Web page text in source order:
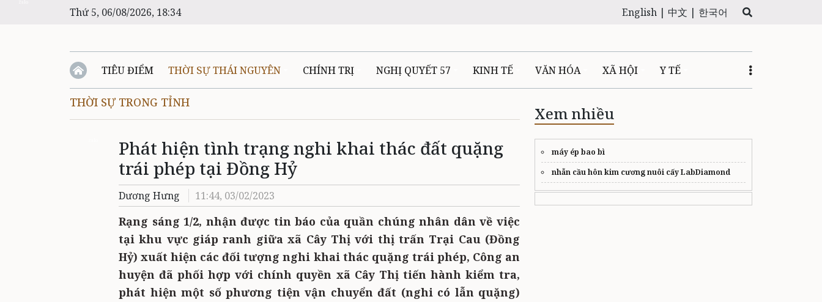
Thứ 5, 06/08/2026, 18:34 English | 中文 | 한국어
TIÊU ĐIỂM THỜI SỰ THÁI NGUYÊN CHÍNH TRỊ NGHỊ QUYẾT 57 KINH TẾ VĂN HÓA XÃ HỘI Y TẾ
THỜI SỰ TRONG TỈNH
Phát hiện tình trạng nghi khai thác đất quặng
trái phép tại Đồng Hỷ
Dương Hưng 11:44, 03/02/2023
Rạng sáng 1/2, nhận được tin báo của quần chúng nhân dân về việc
tại khu vực giáp ranh giữa xã Cây Thị với thị trấn Trại Cau (Đồng
Hỷ) xuất hiện các đối tượng nghi khai thác quặng trái phép, Công an
huyện đã phối hợp với chính quyền xã Cây Thị tiến hành kiểm tra,
phát hiện một số phương tiện vận chuyển đất (nghi có lẫn quặng)
Xem nhiều
máy ép bao bì
nhẫn cầu hôn kim cương nuôi cấy LabDiamond